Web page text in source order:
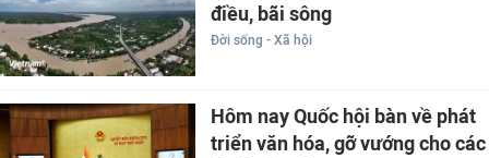
điều, bãi sông
Đời sống - Xã hội
Hôm nay Quốc hội bàn về phát
triển văn hóa, gỡ vướng cho các